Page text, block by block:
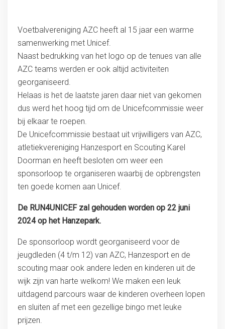
Voetbalvereniging AZC heeft al 15 jaar een warme
samenwerking met Unicef.
Naast bedrukking van het logo op de tenues van alle
AZC teams werden er ook altijd activiteiten
georganiseerd.
Helaas is het de laatste jaren daar niet van gekomen
dus werd het hoog tijd om de Unicefcommissie weer
bij elkaar te roepen.
De Unicefcommissie bestaat uit vrijwilligers van AZC,
atletiekvereniging Hanzesport en Scouting Karel
Doorman en heeft besloten om weer een
sponsorloop te organiseren waarbij de opbrengsten
ten goede komen aan Unicef.
De RUN4UNICEF zal gehouden worden op 22 juni
2024 op het Hanzepark.
De sponsorloop wordt georganiseerd voor de
jeugdleden (4 t/m 12) van AZC, Hanzesport en de
scouting maar ook andere leden en kinderen uit de
wijk zijn van harte welkom! We maken een leuk
uitdagend parcours waar de kinderen overheen lopen
en sluiten af met een gezellige bingo met leuke
prijzen.